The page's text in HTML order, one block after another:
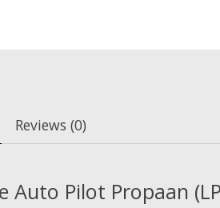
Reviews (0)
Auto Pilot Propaan